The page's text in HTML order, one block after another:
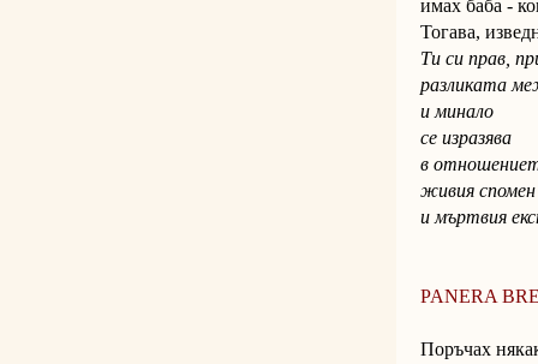
имах баба -
Тогава,
Ти си прав,
разликата
и минало
се изразява
в
живия спомен
и мъртвия
PANERA
Поръчах